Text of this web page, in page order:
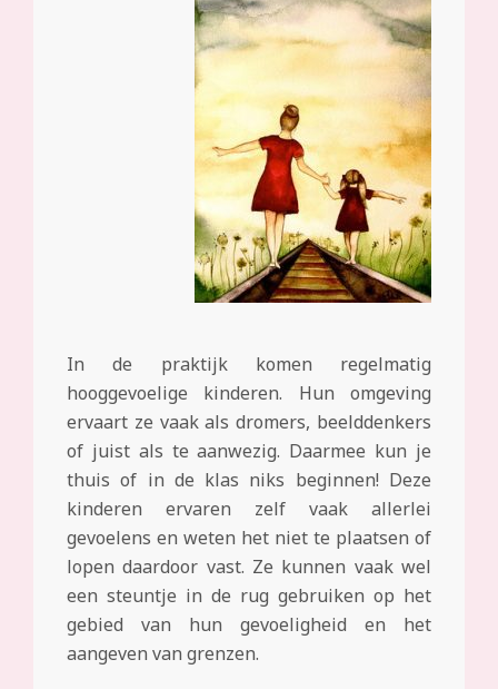
In de praktijk komen regelmatig
hooggevoelige kinderen. Hun omgeving
ervaart ze vaak als dromers, beelddenkers
of juist als te aanwezig. Daarmee kun je
thuis of in de klas niks beginnen! Deze
kinderen ervaren zelf vaak allerlei
gevoelens en weten het niet te plaatsen of
lopen daardoor vast. Ze kunnen vaak wel
een steuntje in de rug gebruiken op het
gebied van hun gevoeligheid en het
aangeven van grenzen.